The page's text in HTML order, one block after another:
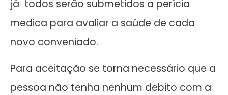
já todos serão submetidos a perícia
medica para avaliar a saúde de cada
novo conveniado.
Para aceitação se torna necessário que a
pessoa não tenha nenhum debito com a